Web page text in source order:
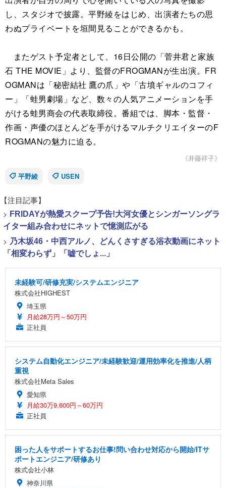
し、スタジオで披露。平野綾をはじめ、出演者たちの思
わぬプライベートを垣間見ることができるかも。
またゲスト予定者として、16日公開の「菅井君と家族
石 THE MOVIE」より、監督のFROGMANが生出演。FR
OGMANは「秘密結社 鷹の爪」や「古墳ギャルのコフィ
ー」「蛙男劇場」など、数々の人気アニメーションを手
がける蛙男商会の代表取締役。番組では、脚本・監督・
作画・声優のほとんどを手がけるマルチクリエイターのF
ROGMANの魅力に迫る。
《井藤祥子》
平野綾
USEN
【注目記事】
> FRIDAYが熱愛スクープ予告!大河女優とシンガーソングラ
イター組み合わせにネットで憶測広がる
> 乃木坂46・中西アルノ、どんくさすぎる浴衣動画にネット
「相変わらず」「嘘でしょ...」
未経験可/研修充実/システムエンジニア
株式会社HIGHEST
埼玉県
月給28万円～50万円
正社員
システム自動化エンジニア/未経験歓迎/運用効率化を推進/人柄
重視
株式会社Meta Sales
愛知県
月給30万9,600円～60万円
正社員
困った人をサポートするお仕事!問い合わせ対応から開始/ITサ
ポートエンジニア/研修あり
株式会社小林
神奈川県